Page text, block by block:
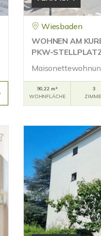
Wiesbaden
WOHNEN AM
PKW-
90,22 m²
WOHNFLÄCHE
3